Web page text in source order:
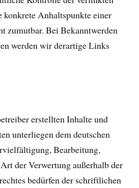
konkrete Anhaltspunkte einer
zumutbar. Bei Bekanntwerden
werden wir derartige Links
erstellten Inhalte und
unterliegen dem deutschen
Bearbeitung,
der Verwertung außerhalb der
bedürfen der schriftlichen